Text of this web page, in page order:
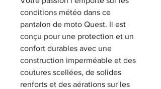
conditions météo dans ce
pantalon de moto Quest. Il est
conçu pour une protection et un
confort durables avec une
construction imperméable et des
coutures scellées, de solides
renforts et des aérations sur les